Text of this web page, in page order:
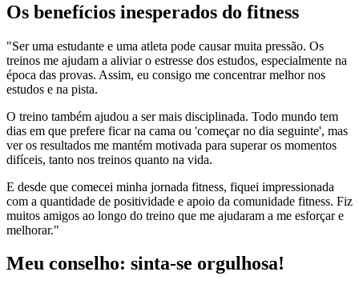
Os benefícios inesperados do fitness
"Ser uma estudante e uma atleta pode causar muita pressão. Os
treinos me ajudam a aliviar o estresse dos estudos, especialmente na
época das provas. Assim, eu consigo me concentrar melhor nos
estudos e na pista.
O treino também ajudou a ser mais disciplinada. Todo mundo tem
dias em que prefere ficar na cama ou 'começar no dia seguinte', mas
ver os resultados me mantém motivada para superar os momentos
difíceis, tanto nos treinos quanto na vida.
E desde que comecei minha jornada fitness, fiquei impressionada
com a quantidade de positividade e apoio da comunidade fitness. Fiz
muitos amigos ao longo do treino que me ajudaram a me esforçar e
melhorar."
Meu conselho: sinta-se orgulhosa!